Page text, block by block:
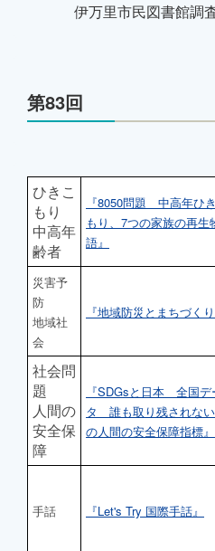
伊万里市民図書館調
第83回
ひきこ
もり
中高年
齢者
『8050問題 中高年ひ
もり、7つの家族の再生
語』
災害予
防
地域社
会
『地域防災とまちづくり
社会問
題
人間の
安全保
障
『SDGsと日本 全国デ
タ 誰も取り残されな
の人間の安全保障指標』
手話 『Let's Try 国際手話』